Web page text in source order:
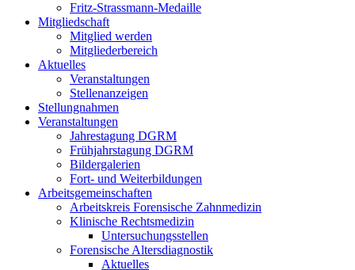
Fritz-Strassmann-Medaille
Mitgliedschaft
Mitglied werden
Mitgliederbereich
Aktuelles
Veranstaltungen
Stellenanzeigen
Stellungnahmen
Veranstaltungen
Jahrestagung DGRM
Frühjahrstagung DGRM
Bildergalerien
Fort- und Weiterbildungen
Arbeitsgemeinschaften
Arbeitskreis Forensische Zahnmedizin
Klinische Rechtsmedizin
Untersuchungsstellen
Forensische Altersdiagnostik
Aktuelles